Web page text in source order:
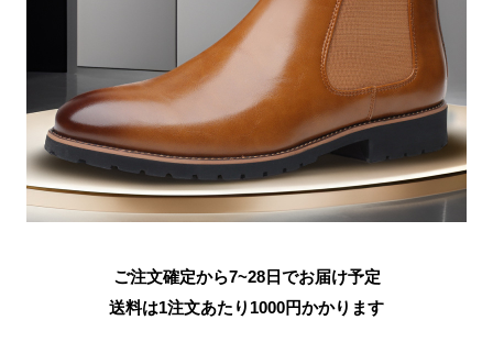
ご注文確定から7~28日でお届け予定
送料は1注文あたり 1000円かかります